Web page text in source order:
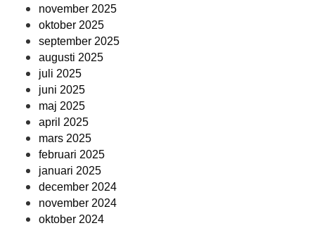
november 2025
oktober 2025
september 2025
augusti 2025
juli 2025
juni 2025
maj 2025
april 2025
mars 2025
februari 2025
januari 2025
december 2024
november 2024
oktober 2024